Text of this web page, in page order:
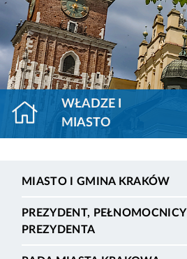
WŁADZE I
MIASTO
MIASTO I GMINA KRAKÓW
PREZYDENT, PEŁNOMOCNICY
PREZYDENTA